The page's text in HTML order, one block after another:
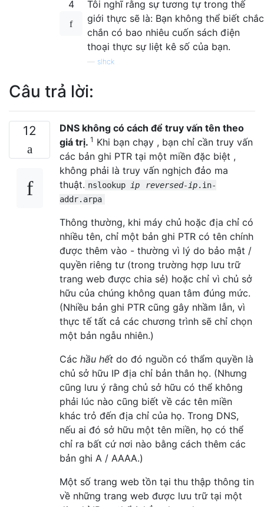
4
Tôi nghĩ rằng sự tương tự trong thế
giới thực sẽ là: Bạn không thể biết chắc
chắn có bao nhiêu cuốn sách điện
thoại thực sự liệt kê số của bạn.
slhck
Câu trả lời:
12
DNS không có cách để truy vấn tên theo
giá trị. 1 Khi bạn chạy , bạn chỉ cần truy vấn
các bản ghi PTR tại một miền đặc biệt ,
không phải là truy vấn nghịch đảo ma
thuật. nslookup ip reversed-ip.in-
addr.arpa
Thông thường, khi máy chủ hoặc địa chỉ có
nhiều tên, chỉ một bản ghi PTR có tên chính
được thêm vào - thường vì lý do bảo mật /
quyền riêng tư (trong trường hợp lưu trữ
trang web được chia sẻ) hoặc chỉ vì chủ sở
hữu của chúng không quan tâm đúng mức.
(Nhiều bản ghi PTR cũng gây nhầm lẫn, vì
thực tế tất cả các chương trình sẽ chỉ chọn
một bản ngẫu nhiên.)
Các hầu hết do đó nguồn có thẩm quyền là
chủ sở hữu IP địa chỉ bản thân họ. (Nhưng
cũng lưu ý rằng chủ sở hữu có thể không
phải lúc nào cũng biết về các tên miền
khác trỏ đến địa chỉ của họ. Trong DNS,
nếu ai đó sở hữu một tên miền, họ có thể
chỉ ra bất cứ nơi nào bằng cách thêm các
bản ghi A / AAAA.)
Một số trang web tồn tại thu thập thông tin
về những trang web được lưu trữ tại một